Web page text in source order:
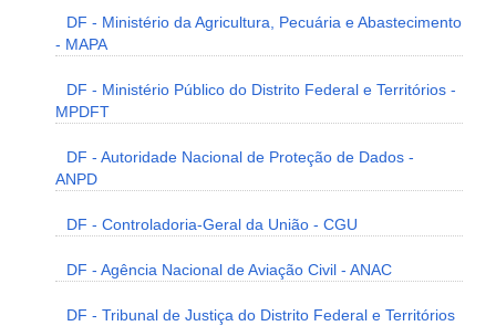
DF - Ministério da Agricultura, Pecuária e Abastecimento
- MAPA
DF - Ministério Público do Distrito Federal e Territórios -
MPDFT
DF - Autoridade Nacional de Proteção de Dados -
ANPD
DF - Controladoria-Geral da União - CGU
DF - Agência Nacional de Aviação Civil - ANAC
DF - Tribunal de Justiça do Distrito Federal e Territórios